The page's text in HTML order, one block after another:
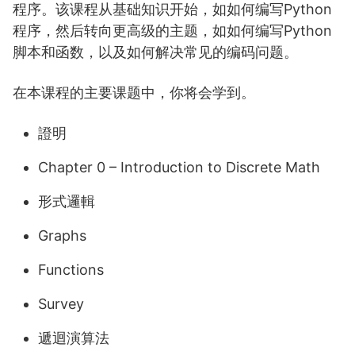
程序。该课程从基础知识开始，如如何编写Python
程序，然后转向更高级的主题，如如何编写Python
脚本和函数，以及如何解决常见的编码问题。
在本课程的主要课题中，你将会学到。
證明
Chapter 0 – Introduction to Discrete Math
形式邏輯
Graphs
Functions
Survey
遞迴演算法